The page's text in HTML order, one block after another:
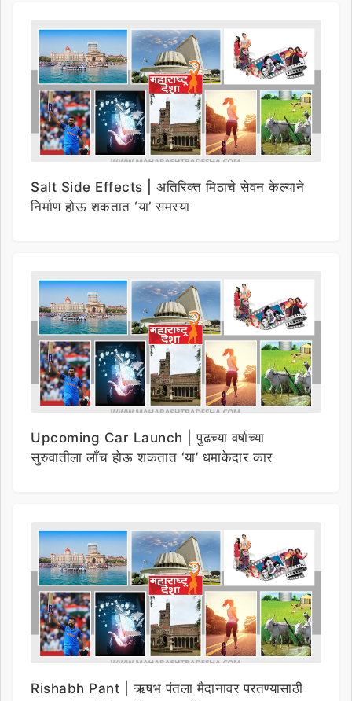
Salt Side Effects | अतिरिक्त मिठाचे सेवन केल्याने
निर्माण होऊ शकतात ‘या’ समस्या
Upcoming Car Launch | पुढच्या वर्षाच्या
सुरुवातीला लाँच होऊ शकतात ‘या’ धमाकेदार कार
Rishabh Pant | ऋषभ पंतला मैदानावर परतण्यासाठी